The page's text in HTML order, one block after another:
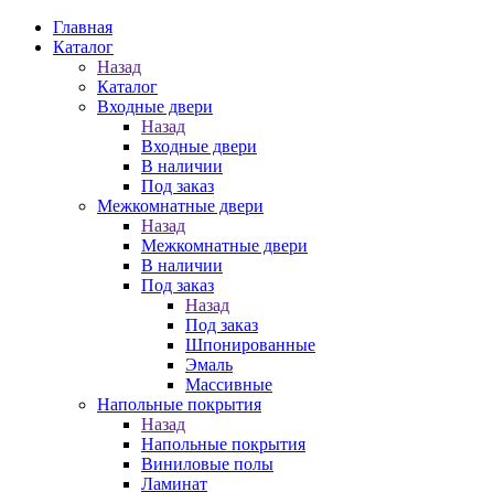
Главная
Каталог
Назад
Каталог
Входные двери
Назад
Входные двери
В наличии
Под заказ
Межкомнатные двери
Назад
Межкомнатные двери
В наличии
Под заказ
Назад
Под заказ
Шпонированные
Эмаль
Массивные
Напольные покрытия
Назад
Напольные покрытия
Виниловые полы
Ламинат